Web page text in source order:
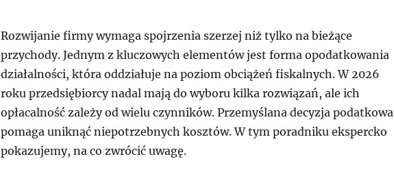
Rozwijanie firmy wymaga spojrzenia szerzej niż tylko na bieżące
przychody. Jednym z kluczowych elementów jest forma opodatkowania
działalności, która oddziałuje na poziom obciążeń fiskalnych. W 2026
roku przedsiębiorcy nadal mają do wyboru kilka rozwiązań, ale ich
opłacalność zależy od wielu czynników. Przemyślana decyzja podatkowa
pomaga uniknąć niepotrzebnych kosztów. W tym poradniku ekspercko
pokazujemy, na co zwrócić uwagę.